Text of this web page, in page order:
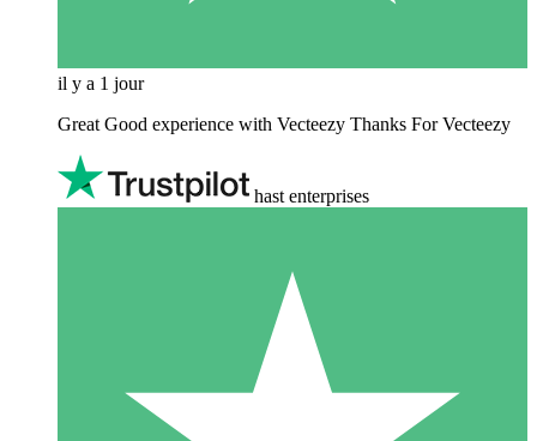
il y a 1 jour
Great Good experience with Vecteezy Thanks For Vecteezy
hast enterprises